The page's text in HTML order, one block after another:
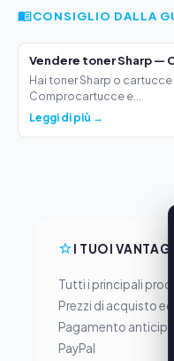
CONSIGLIO DALLA
Vendere toner Sharp —
Hai toner Sharp o
Comprocartucce e...
Leggi di più →
I TUOI
Tutti i principali
Prezzi di acquisto
Pagamento
PayPal